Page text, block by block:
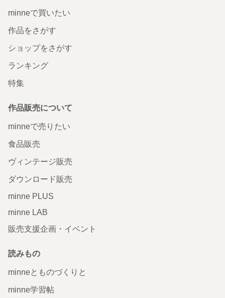
minneで買いたい
作品をさがす
ショップをさがす
ランキング
特集
作品販売について
minneで売りたい
食品販売
ヴィンテージ販売
ダウンロード販売
minne PLUS
minne LAB
販売支援企画・イベント
読みもの
minneとものづくりと
minne学習帖